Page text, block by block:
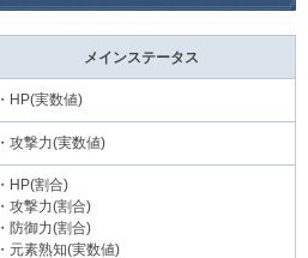
メインステータス
・HP(実数値)
・攻撃力(実数値)
・HP(割合)
・攻撃力(割合)
・防御力(割合)
・元素熟知(実数値)